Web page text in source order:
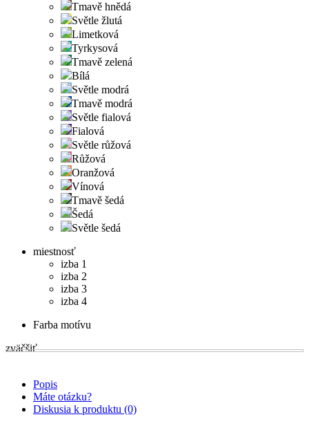
Tmavě hnědá
Světle žlutá
Limetková
Tyrkysová
Tmavě zelená
Bílá
Světle modrá
Tmavě modrá
Světle fialová
Fialová
Světle růžová
Růžová
Oranžová
Vínová
Tmavě šedá
Šedá
Světle šedá
miestnosť
izba 1
izba 2
izba 3
izba 4
Farba motívu
zväčšiť
Popis
Máte otázku?
Diskusia k produktu (0)